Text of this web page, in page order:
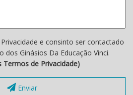
e consinto ser contactado
dos Ginásios Da Educação Vinci.
Termos de Privacidade)
Enviar